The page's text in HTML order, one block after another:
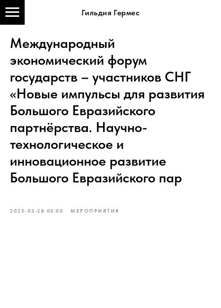
Гильдия Гермес
Международный
экономический форум
государств – участников СНГ
«Новые импульсы для развития
Большого Евразийского
партнёрства. Научно-
технологическое и
инновационное развитие
Большого Евразийского пар
2025-03-28 00:00 МЕРОПРИЯТИЯ